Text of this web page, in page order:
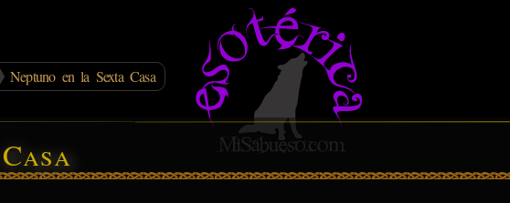
Neptuno en la Sexta Casa